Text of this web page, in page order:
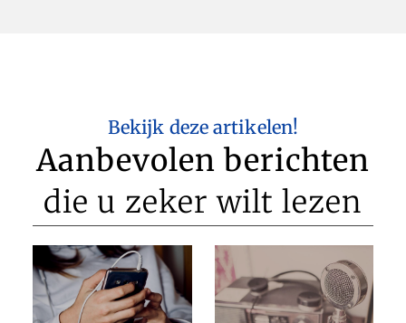
Bekijk deze artikelen!
Aanbevolen berichten
die u zeker wilt lezen